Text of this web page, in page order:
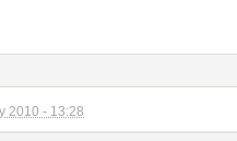
2010 - 13:28